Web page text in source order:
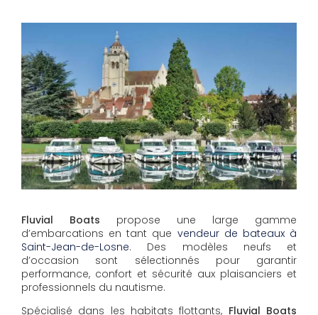
Fluvial Boats propose une large gamme
d’embarcations en tant que vendeur de bateaux à
Saint-Jean-de-Losne. Des modèles neufs et
d’occasion sont sélectionnés pour garantir
performance, confort et sécurité aux plaisanciers et
professionnels du nautisme.
Spécialisé dans les habitats flottants, Fluvial Boats